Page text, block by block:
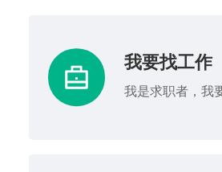
我要找工作
我是求职者，我